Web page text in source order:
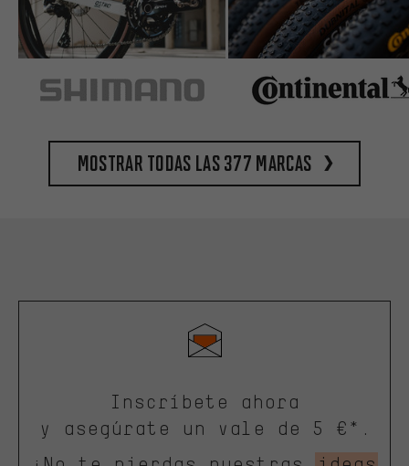
Mostrar todas las 377 marcas
Inscríbete ahora
y asegúrate un vale de 5 €*.